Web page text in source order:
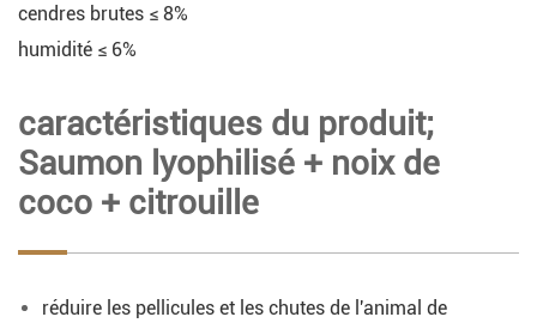
cendres brutes ≤ 8%
humidité ≤ 6%
caractéristiques du produit;
Saumon lyophilisé + noix de
coco + citrouille
réduire les pellicules et les chutes de l'animal de